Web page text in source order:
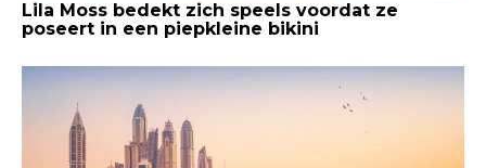
Lila Moss bedekt zich speels voordat ze
poseert in een piepkleine bikini